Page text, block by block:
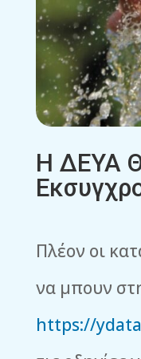
Η ΔΕΥΑ
Πλέον οι
να μπουν
https://